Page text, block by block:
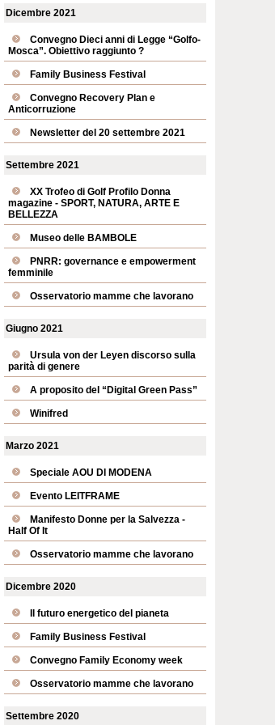
Dicembre 2021
Convegno Dieci anni di Legge “Golfo-
Mosca”. Obiettivo raggiunto ?
Family Business Festival
Convegno Recovery Plan e
Anticorruzione
Newsletter del 20 settembre 2021
Settembre 2021
XX Trofeo di Golf Profilo Donna
magazine - SPORT, NATURA, ARTE E
BELLEZZA
Museo delle BAMBOLE
PNRR: governance e empowerment
femminile
Osservatorio mamme che lavorano
Giugno 2021
Ursula von der Leyen discorso sulla
parità di genere
A proposito del “Digital Green Pass”
Winifred
Marzo 2021
Speciale AOU DI MODENA
Evento LEITFRAME
Manifesto Donne per la Salvezza -
Half Of It
Osservatorio mamme che lavorano
Dicembre 2020
Il futuro energetico del pianeta
Family Business Festival
Convegno Family Economy week
Osservatorio mamme che lavorano
Settembre 2020